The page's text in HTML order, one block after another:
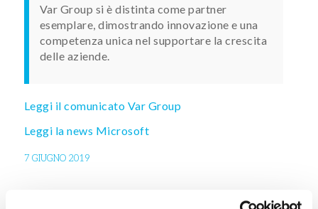
Var Group si è distinta come partner
esemplare, dimostrando innovazione e una
competenza unica nel supportare la crescita
delle aziende.
Leggi il comunicato Var Group
Leggi la news Microsoft
7 GIUGNO 2019